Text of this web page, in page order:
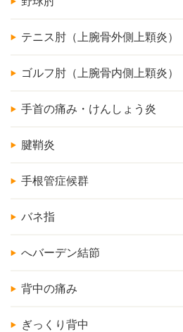
テニス肘（上腕骨外側上顆炎）
ゴルフ肘（上腕骨内側上顆炎）
手首の痛み・けんしょう炎
腱鞘炎
手根管症候群
バネ指
へバーデン結節
背中の痛み
ぎっくり背中